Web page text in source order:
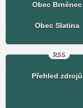
Obec Brněnec
Obec Slatina
RSS
Přehled zdrojů